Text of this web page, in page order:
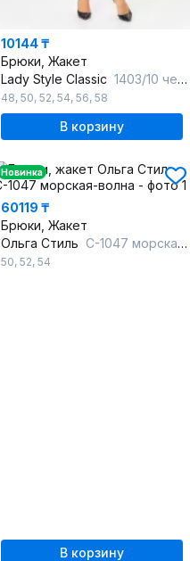
10144 ₸
Брюки, Жакет
Lady Style Classic 1403/10 черный_с_фиолетовым
48, 50, 52, 54, 56, 58
В корзину
Новинка
60119 ₸
Брюки, Жакет
Ольга Стиль С-1047 морская-волна
50, 52, 54
В корзину